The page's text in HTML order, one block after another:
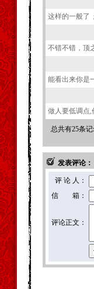
这样的一般了
不错不错，顶
能看出来你是
做人要低调点,
总共有25条
发表评论：
评 论 人：
信 箱：
评论正文：